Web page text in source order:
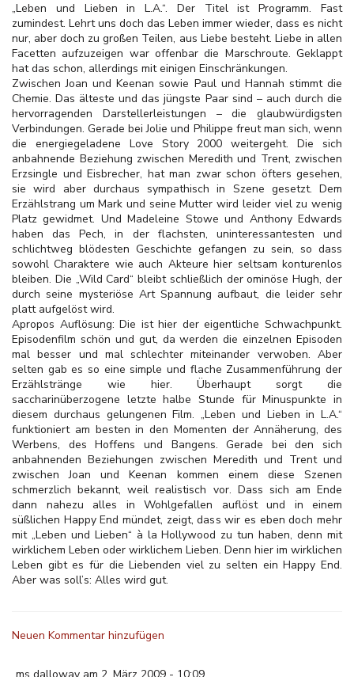
„Leben und Lieben in L.A.“. Der Titel ist Programm. Fast
zumindest. Lehrt uns doch das Leben immer wieder, dass es nicht
nur, aber doch zu großen Teilen, aus Liebe besteht. Liebe in allen
Facetten aufzuzeigen war offenbar die Marschroute. Geklappt
hat das schon, allerdings mit einigen Einschränkungen.
Zwischen Joan und Keenan sowie Paul und Hannah stimmt die
Chemie. Das älteste und das jüngste Paar sind – auch durch die
hervorragenden Darstellerleistungen – die glaubwürdigsten
Verbindungen. Gerade bei Jolie und Philippe freut man sich, wenn
die energiegeladene Love Story 2000 weitergeht. Die sich
anbahnende Beziehung zwischen Meredith und Trent, zwischen
Erzsingle und Eisbrecher, hat man zwar schon öfters gesehen,
sie wird aber durchaus sympathisch in Szene gesetzt. Dem
Erzählstrang um Mark und seine Mutter wird leider viel zu wenig
Platz gewidmet. Und Madeleine Stowe und Anthony Edwards
haben das Pech, in der flachsten, uninteressantesten und
schlichtweg blödesten Geschichte gefangen zu sein, so dass
sowohl Charaktere wie auch Akteure hier seltsam konturenlos
bleiben. Die „Wild Card“ bleibt schließlich der ominöse Hugh, der
durch seine mysteriöse Art Spannung aufbaut, die leider sehr
platt aufgelöst wird.
Apropos Auflösung: Die ist hier der eigentliche Schwachpunkt.
Episodenfilm schön und gut, da werden die einzelnen Episoden
mal besser und mal schlechter miteinander verwoben. Aber
selten gab es so eine simple und flache Zusammenführung der
Erzählstränge wie hier. Überhaupt sorgt die
saccharinüberzogene letzte halbe Stunde für Minuspunkte in
diesem durchaus gelungenen Film. „Leben und Lieben in L.A.“
funktioniert am besten in den Momenten der Annäherung, des
Werbens, des Hoffens und Bangens. Gerade bei den sich
anbahnenden Beziehungen zwischen Meredith und Trent und
zwischen Joan und Keenan kommen einem diese Szenen
schmerzlich bekannt, weil realistisch vor. Dass sich am Ende
dann nahezu alles in Wohlgefallen auflöst und in einem
süßlichen Happy End mündet, zeigt, dass wir es eben doch mehr
mit „Leben und Lieben“ à la Hollywood zu tun haben, denn mit
wirklichem Leben oder wirklichem Lieben. Denn hier im wirklichen
Leben gibt es für die Liebenden viel zu selten ein Happy End.
Aber was soll’s: Alles wird gut.
Neuen Kommentar hinzufügen